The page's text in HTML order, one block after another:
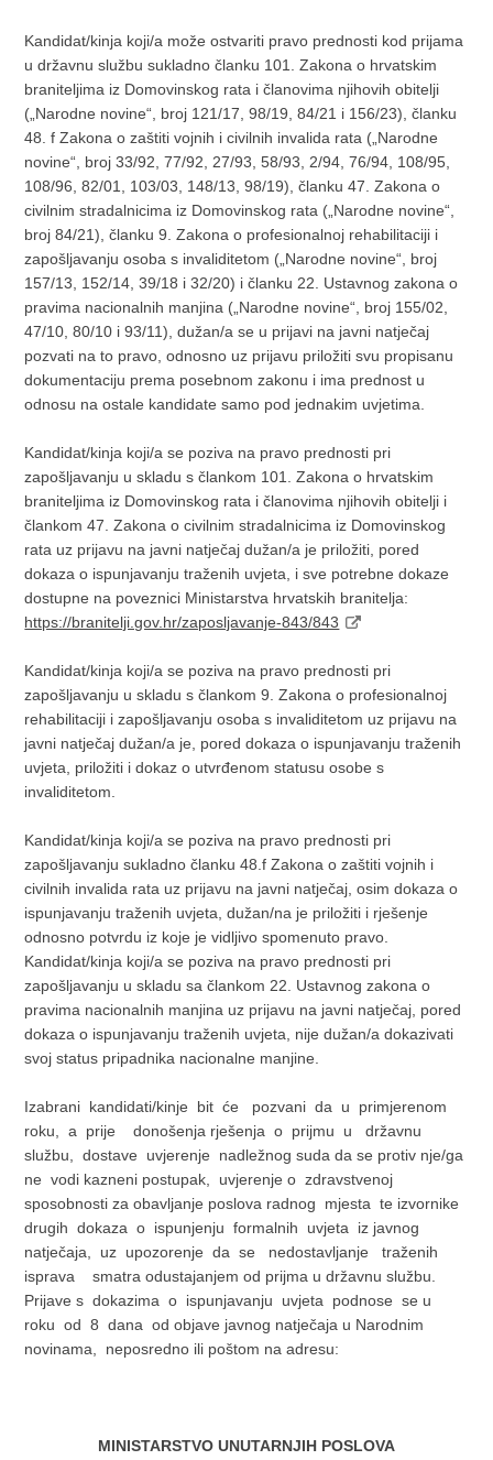
Kandidat/kinja koji/a može ostvariti pravo prednosti kod prijama
u državnu službu sukladno članku 101. Zakona o hrvatskim
braniteljima iz Domovinskog rata i članovima njihovih obitelji
(„Narodne novine“, broj 121/17, 98/19, 84/21 i 156/23), članku
48. f Zakona o zaštiti vojnih i civilnih invalida rata („Narodne
novine“, broj 33/92, 77/92, 27/93, 58/93, 2/94, 76/94, 108/95,
108/96, 82/01, 103/03, 148/13, 98/19), članku 47. Zakona o
civilnim stradalnicima iz Domovinskog rata („Narodne novine“,
broj 84/21), članku 9. Zakona o profesionalnoj rehabilitaciji i
zapošljavanju osoba s invaliditetom („Narodne novine“, broj
157/13, 152/14, 39/18 i 32/20) i članku 22. Ustavnog zakona o
pravima nacionalnih manjina („Narodne novine“, broj 155/02,
47/10, 80/10 i 93/11), dužan/a se u prijavi na javni natječaj
pozvati na to pravo, odnosno uz prijavu priložiti svu propisanu
dokumentaciju prema posebnom zakonu i ima prednost u
odnosu na ostale kandidate samo pod jednakim uvjetima.
Kandidat/kinja koji/a se poziva na pravo prednosti pri
zapošljavanju u skladu s člankom 101. Zakona o hrvatskim
braniteljima iz Domovinskog rata i članovima njihovih obitelji i
člankom 47. Zakona o civilnim stradalnicima iz Domovinskog
rata uz prijavu na javni natječaj dužan/a je priložiti, pored
dokaza o ispunjavanju traženih uvjeta, i sve potrebne dokaze
dostupne na poveznici Ministarstva hrvatskih branitelja:
https://branitelji.gov.hr/zaposljavanje-843/843
Kandidat/kinja koji/a se poziva na pravo prednosti pri
zapošljavanju u skladu s člankom 9. Zakona o profesionalnoj
rehabilitaciji i zapošljavanju osoba s invaliditetom uz prijavu na
javni natječaj dužan/a je, pored dokaza o ispunjavanju traženih
uvjeta, priložiti i dokaz o utvrđenom statusu osobe s
invaliditetom.
Kandidat/kinja koji/a se poziva na pravo prednosti pri
zapošljavanju sukladno članku 48.f Zakona o zaštiti vojnih i
civilnih invalida rata uz prijavu na javni natječaj, osim dokaza o
ispunjavanju traženih uvjeta, dužan/na je priložiti i rješenje
odnosno potvrdu iz koje je vidljivo spomenuto pravo.
Kandidat/kinja koji/a se poziva na pravo prednosti pri
zapošljavanju u skladu sa člankom 22. Ustavnog zakona o
pravima nacionalnih manjina uz prijavu na javni natječaj, pored
dokaza o ispunjavanju traženih uvjeta, nije dužan/a dokazivati
svoj status pripadnika nacionalne manjine.
Izabrani kandidati/kinje bit će pozvani da u primjerenom
roku, a prije donošenja rješenja o prijmu u državnu
službu, dostave uvjerenje nadležnog suda da se protiv nje/ga
ne vodi kazneni postupak, uvjerenje o zdravstvenoj
sposobnosti za obavljanje poslova radnog mjesta te izvornike
drugih dokaza o ispunjenju formalnih uvjeta iz javnog
natječaja, uz upozorenje da se nedostavljanje traženih
isprava smatra odustajanjem od prijma u državnu službu.
Prijave s dokazima o ispunjavanju uvjeta podnose se u
roku od 8 dana od objave javnog natječaja u Narodnim
novinama, neposredno ili poštom na adresu:
MINISTARSTVO UNUTARNJIH POSLOVA